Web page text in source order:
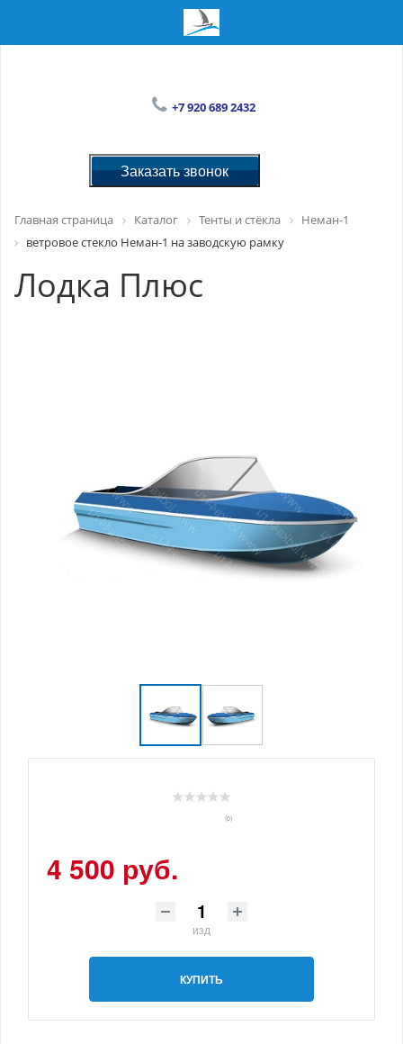
+7 920 689 2432
Заказать звонок
Главная страница Каталог Тенты и стёкла
Неман-1
ветровое стекло Неман-1 на заводскую рамку
Лодка Плюс
(0)
4 500 руб.
изд
КУПИТЬ